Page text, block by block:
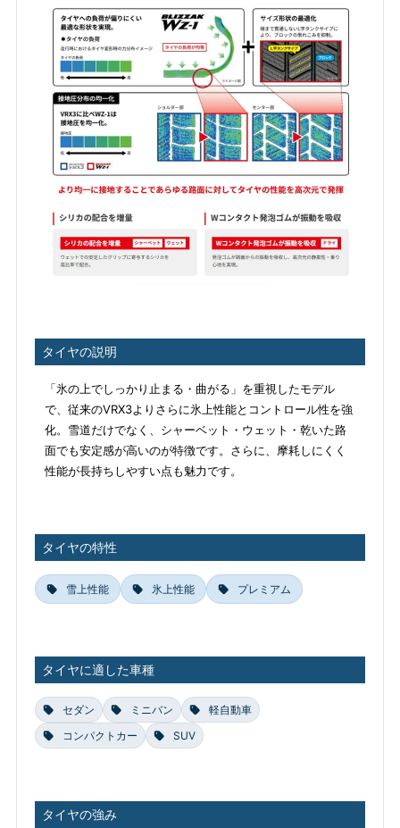
タイヤの説明
「氷の上でしっかり止まる・曲がる」を重視したモデル
で、従来のVRX3よりさらに氷上性能とコントロール性を強
化。雪道だけでなく、シャーベット・ウェット・乾いた路
面でも安定感が高いのが特徴です。さらに、摩耗しにくく
性能が長持ちしやすい点も魅力です。
タイヤの特性
雪上性能 氷上性能 プレミアム
タイヤに適した車種
セダン ミニバン
軽自動車
コンパクトカー
SUV
タイヤの強み